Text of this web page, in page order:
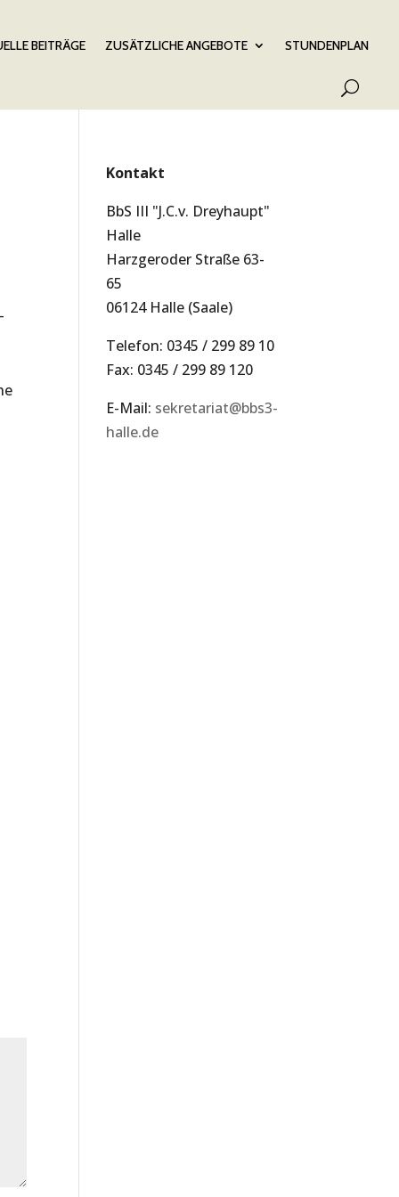
BEITRÄGE ZUSÄTZLICHE ANGEBOTE STUNDENPLAN
Kontakt
BbS III "J.C.v. Dreyhaupt"
Halle
Harzgeroder Straße 63-
65
06124 Halle (Saale)
Telefon: 0345 / 299 89 10
Fax: 0345 / 299 89 120
E-Mail: sekretariat@bbs3-
halle.de